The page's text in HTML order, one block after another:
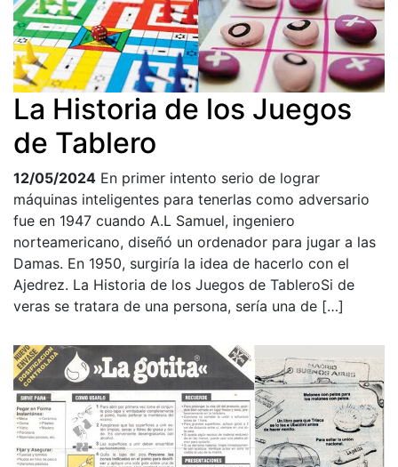
La Historia de los Juegos
de Tablero
12/05/2024 En primer intento serio de lograr
máquinas inteligentes para tenerlas como adversario
fue en 1947 cuando A.L Samuel, ingeniero
norteamericano, diseñó un ordenador para jugar a las
Damas. En 1950, surgiría la idea de hacerlo con el
Ajedrez. La Historia de los Juegos de TableroSi de
veras se tratara de una persona, sería una de […]